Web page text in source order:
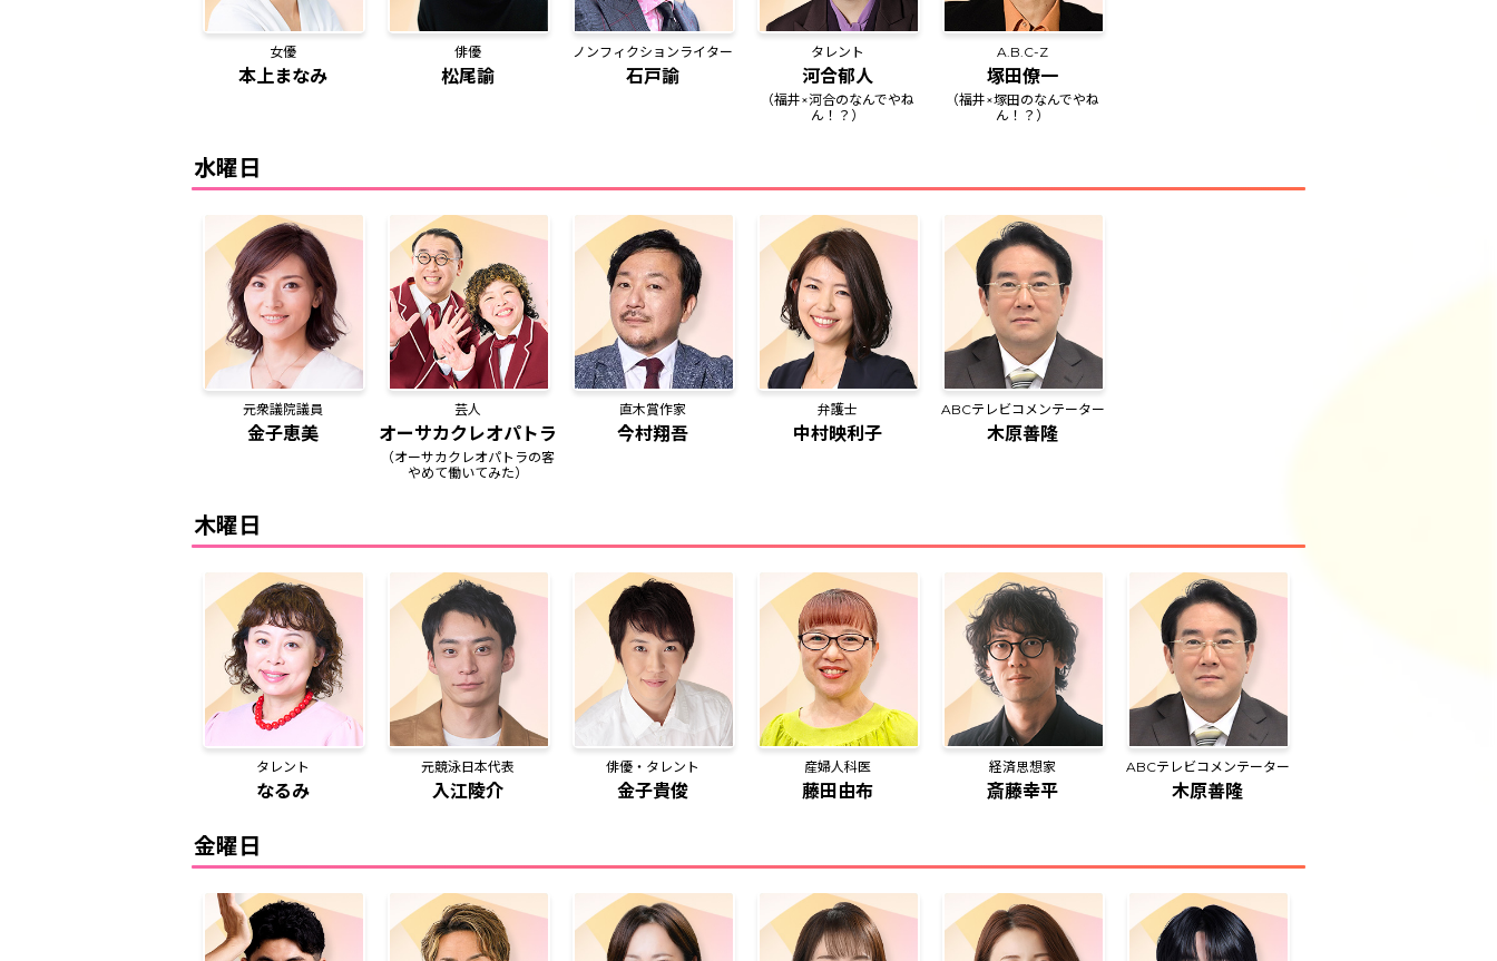
女優
本上まなみ
俳優
松尾諭
ノンフィクションライター
石戸諭
タレント
河合郁人
（福井×河合のなんでやね
ん！？）
A.B.C-Z
塚田僚一
（福井×塚田のなんでやね
ん！？）
水曜日
元衆議院議員
金子恵美
芸人
オーサカクレオパトラ
（オーサカクレオパトラの客
やめて働いてみた）
直木賞作家
今村翔吾
弁護士
中村映利子
ABCテレビコメンテーター
木原善隆
木曜日
タレント
なるみ
元競泳日本代表
入江陵介
俳優・タレント
金子貴俊
産婦人科医
藤田由布
経済思想家
斎藤幸平
ABCテレビコメンテーター
木原善隆
金曜日